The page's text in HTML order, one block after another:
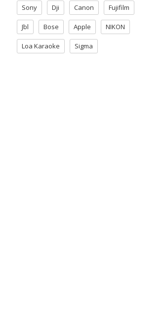
Sony Dji Canon Fujifilm
Jbl Bose Apple NIKON
Loa Karaoke Sigma